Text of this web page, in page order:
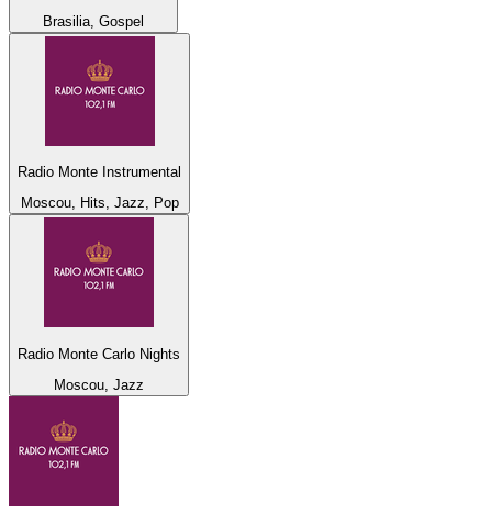
Brasilia, Gospel
Radio Monte Instrumental
Moscou, Hits, Jazz, Pop
Radio Monte Carlo Nights
Moscou, Jazz